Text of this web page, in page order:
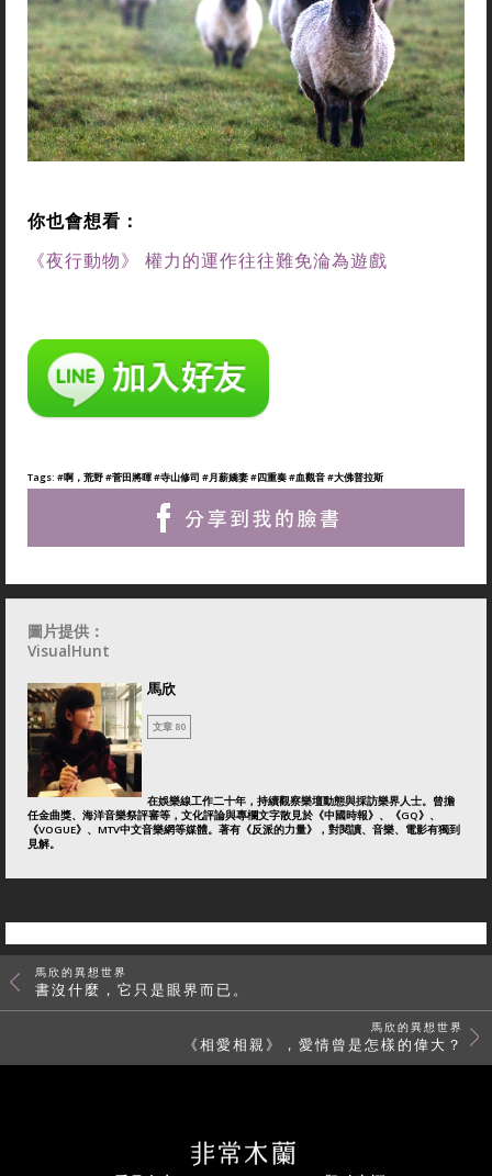
你也會想看：
《夜行動物》 權力的運作往往難免淪為遊戲
Tags: #啊，荒野#菅田將暉#寺山修司 #月薪嬌妻#四重奏#血觀音#大佛普拉斯
圖片提供：
VisualHunt
馬欣
文章 80
在娛樂線工作二十年，持續觀察樂壇動態與採訪樂界人士。曾擔
任金曲獎、海洋音樂祭評審等，文化評論與專欄文字散見於《中國時報》、《GQ》、
《VOGUE》、MTV中文音樂網等媒體。著有《反派的力量》，對閱讀、音樂、電影有獨到
見解。
馬欣的異想世界
書沒什麼，它只是眼界而已。
馬欣的異想世界
《相愛相親》，愛情曾是怎樣的偉大？